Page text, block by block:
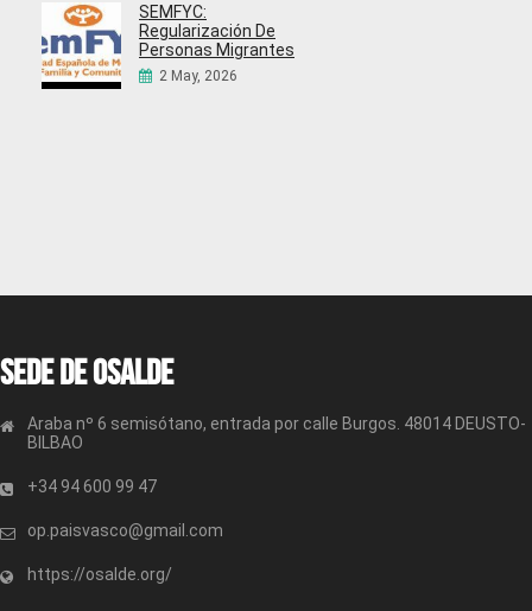
SEMFYC:
Regularización De
Personas Migrantes
2 May, 2026
Sede de OSALDE
Araba nº 6 semisótano, entrada por calle Burgos. 48014 DEUSTO-
BILBAO
+34 94 600 99 47
op.paisvasco@gmail.com
https://osalde.org/